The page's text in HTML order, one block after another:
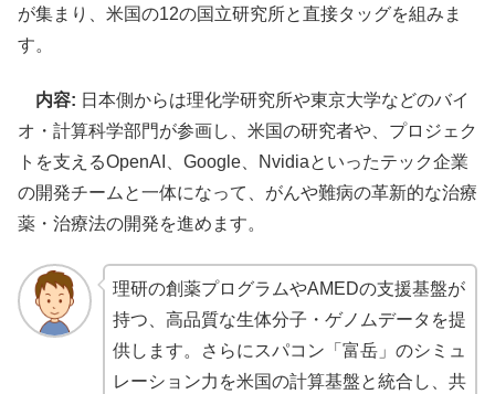
が集まり、米国の12の国立研究所と直接タッグを組みま
す。
内容: 日本側からは理化学研究所や東京大学などのバイ
オ・計算科学部門が参画し、米国の研究者や、プロジェク
トを支えるOpenAI、Google、Nvidiaといったテック企業
の開発チームと一体になって、がんや難病の革新的な治療
薬・治療法の開発を進めます。
理研の創薬プログラムやAMEDの支援基盤が
持つ、高品質な生体分子・ゲノムデータを提
供します。さらにスパコン「富岳」のシミュ
レーション力を米国の計算基盤と統合し、共